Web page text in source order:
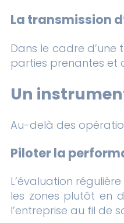
La transmission
Dans le cadre d’une
parties prenantes et
Un
Au-delà des
Piloter la
L’évaluation
les zones plutôt en
l’entreprise au fil de